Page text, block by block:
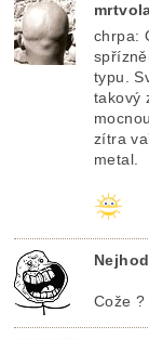
chrpa:
typu.
takový
zítra
metal.
Cože